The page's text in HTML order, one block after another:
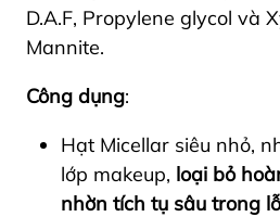
D.A.F, Propylene glycol và
Mannite.
Công dụng:
Hạt Micellar siêu nhỏ,
lớp makeup, loại bỏ
nhờn tích tụ sâu trong